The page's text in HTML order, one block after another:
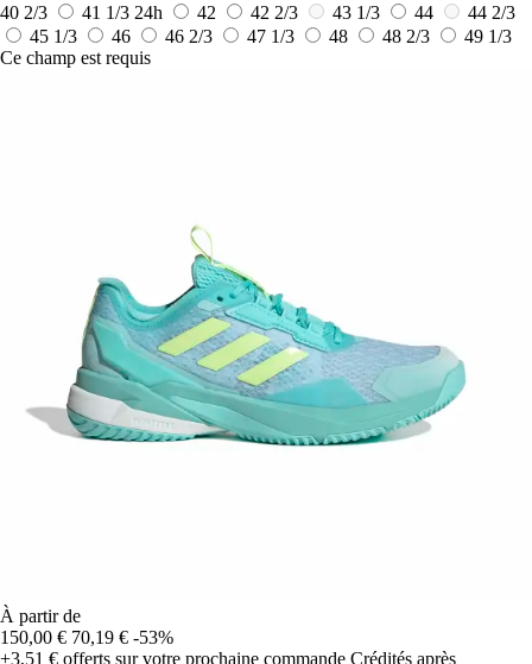
40 2/3
41 1/3 24h 42 42 2/3 43 1/3 44
44 2/3
45 1/3
46 46 2/3 47 1/3 48 48 2/3
49 1/3
Ce champ est requis
À partir de
150,00 € 70,19 € -53%
+3,51 € offerts sur votre prochaine commande Crédités après